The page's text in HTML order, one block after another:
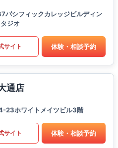
パシフィックカレッジビルディン
ジオ
サイト 体験・相談予約
通店
23ホワイトメイツビル3階
サイト 体験・相談予約